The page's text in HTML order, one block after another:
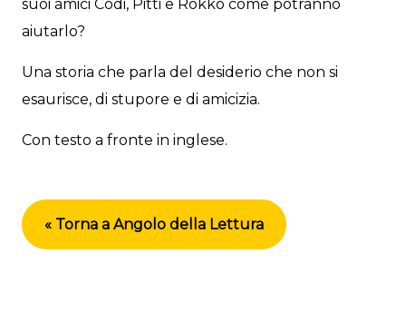
suoi amici Codi, Pitti e Rokko come potranno
aiutarlo?
Una storia che parla del desiderio che non si
esaurisce, di stupore e di amicizia.
Con testo a fronte in inglese.
« Torna a Angolo della Lettura